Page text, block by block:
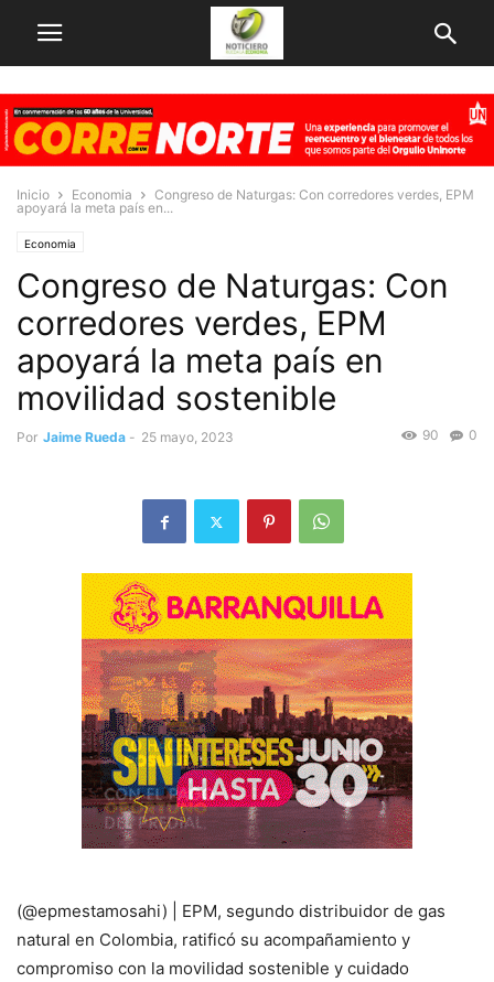
Inicio Economia
Congreso de Naturgas: Con corredores verdes, EPM
apoyará la meta país en...
Economia
Congreso de Naturgas: Con
corredores verdes, EPM
apoyará la meta país en
movilidad sostenible
Por Jaime Rueda - 25 mayo, 2023 0
90
(@epmestamosahi) | EPM, segundo distribuidor de gas
natural en Colombia, ratificó su acompañamiento y
compromiso con la movilidad sostenible y cuidado